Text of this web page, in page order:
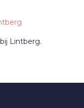
Lintberg.